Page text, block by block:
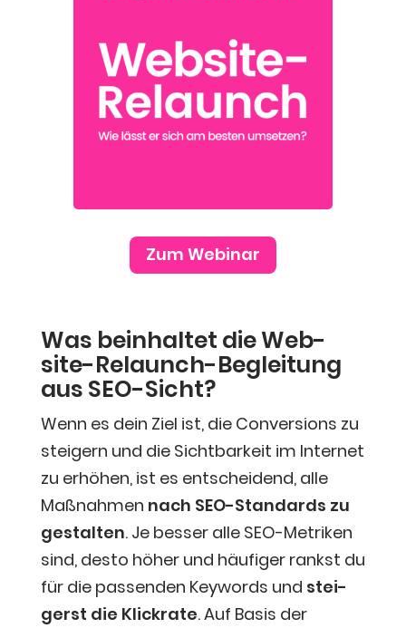
Zum Web­i­nar
Was beinhal­tet die Web­
site-Relaunch-Beglei­tung
aus SEO-Sicht?
Wenn es dein Ziel ist, die Con­ver­si­ons zu
stei­gern und die Sicht­bar­keit im Inter­net
zu erhö­hen, ist es ent­schei­dend, alle
Maß­nah­men nach SEO-Stan­dards zu
gestal­ten. Je bes­ser alle SEO-Metri­ken
sind, des­to höher und häu­fi­ger rankst du
für die pas­sen­den Key­words und stei­
gerst die Klick­ra­te.Auf Basis der